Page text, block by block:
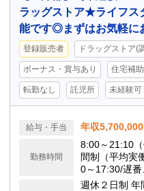
ラッグストア★ライフス
能です◎まずはお気軽に
登録販売者 ドラッグストア(
ボーナス・賞与あり 住宅補
転勤なし 託児所 未経験可
給与・手当 年収
勤務時間
8:00～21:10
間制（平均実
0～17:30/遅
週休２日制 年